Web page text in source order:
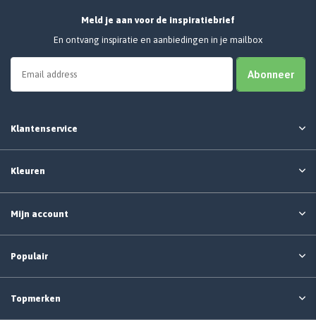
Meld je aan voor de inspiratiebrief
En ontvang inspiratie en aanbiedingen in je mailbox
Abonneer
Klantenservice
Kleuren
Mijn account
Populair
Topmerken